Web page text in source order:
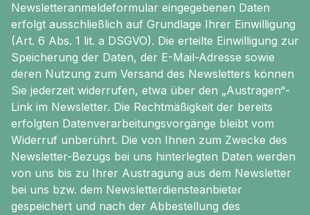
Newsletteranmeldeformular eingegebenen Daten
erfolgt ausschließlich auf Grundlage Ihrer Einwilligung
(Art. 6 Abs. 1 lit. a DSGVO). Die erteilte Einwilligung zur
Speicherung der Daten, der E-Mail-Adresse sowie
deren Nutzung zum Versand des Newsletters können
Sie jederzeit widerrufen, etwa über den „Austragen“-
Link im Newsletter. Die Rechtmäßigkeit der bereits
erfolgten Datenverarbeitungsvorgänge bleibt vom
Widerruf unberührt. Die von Ihnen zum Zwecke des
Newsletter-Bezugs bei uns hinterlegten Daten werden
von uns bis zu Ihrer Austragung aus dem Newsletter
bei uns bzw. dem Newsletterdiensteanbieter
gespeichert und nach der Abbestellung des